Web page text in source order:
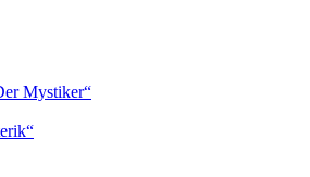
Mystiker“